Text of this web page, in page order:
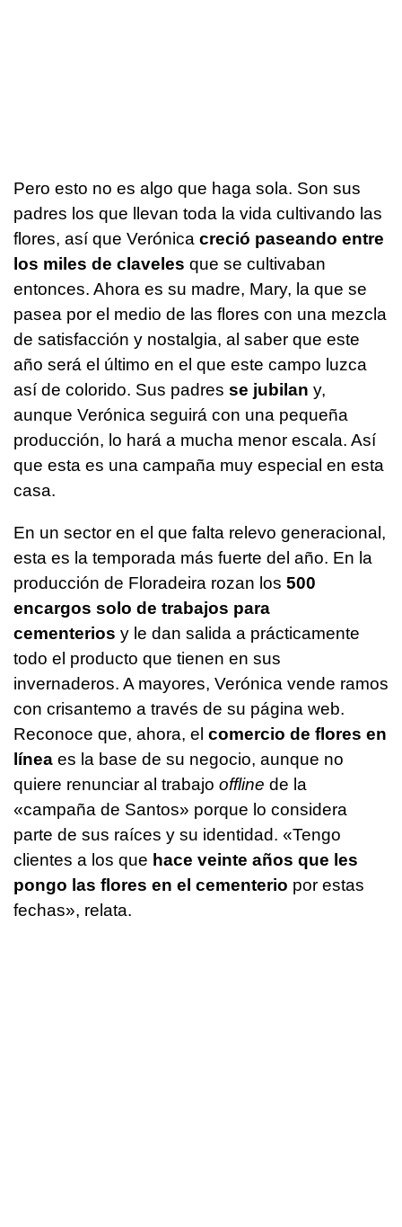
Pero esto no es algo que haga sola. Son sus
padres los que llevan toda la vida cultivando las
flores, así que Verónica creció paseando entre
los miles de claveles que se cultivaban
entonces. Ahora es su madre, Mary, la que se
pasea por el medio de las flores con una mezcla
de satisfacción y nostalgia, al saber que este
año será el último en el que este campo luzca
así de colorido. Sus padres se jubilan y,
aunque Verónica seguirá con una pequeña
producción, lo hará a mucha menor escala. Así
que esta es una campaña muy especial en esta
casa.
En un sector en el que falta relevo generacional,
esta es la temporada más fuerte del año. En la
producción de Floradeira rozan los 500
encargos solo de trabajos para
cementerios y le dan salida a prácticamente
todo el producto que tienen en sus
invernaderos. A mayores, Verónica vende ramos
con crisantemo a través de su página web.
Reconoce que, ahora, el comercio de flores en
línea es la base de su negocio, aunque no
quiere renunciar al trabajo offline de la
«campaña de Santos» porque lo considera
parte de sus raíces y su identidad. «Tengo
clientes a los que hace veinte años que les
pongo las flores en el cementerio por estas
fechas», relata.